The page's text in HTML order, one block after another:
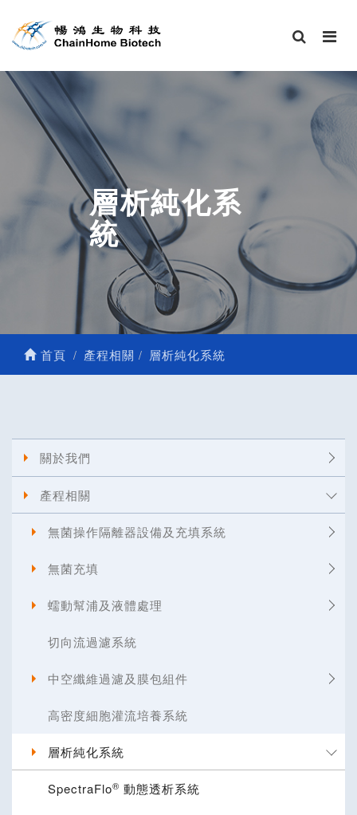
層析純化系
統
首頁 產程相關 層析純化系統
關於我們
產程相關
無菌操作隔離器設備及充填系統
無菌充填
蠕動幫浦及液體處理
切向流過濾系統
中空纖維過濾及膜包組件
高密度細胞灌流培養系統
層析純化系統
SpectraFlo® 動態透析系統